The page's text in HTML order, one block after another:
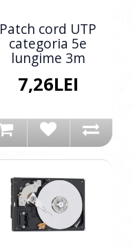
Patch cord UTP
categoria 5e
lungime 3m
7,26LEI